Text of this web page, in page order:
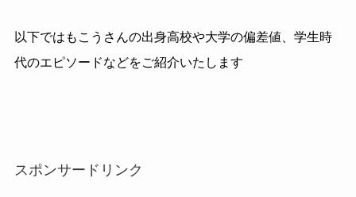
以下ではもこうさんの出身高校や大学の偏差値、学生時
代のエピソードなどをご紹介いたします
スポンサードリンク